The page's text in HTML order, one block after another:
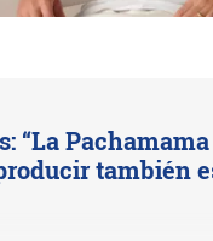
“La
también